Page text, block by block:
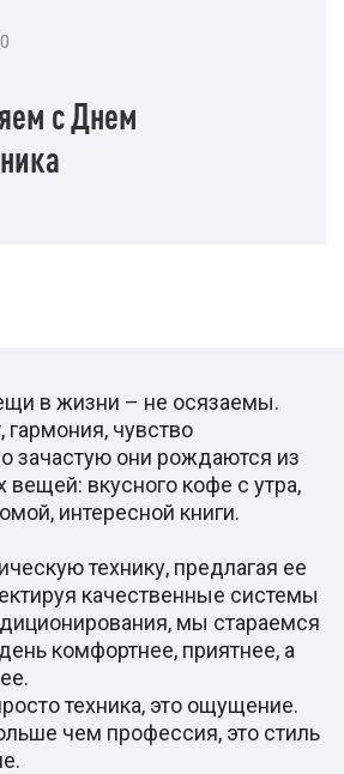
с Днем
в жизни – не осязаемы.
гармония, чувство
зачастую они рождаются из
вещей: вкусного кофе с утра,
интересной книги.
технику, предлагая ее
качественные системы
мы стараемся
комфортнее, приятнее, а
техника, это ощущение.
чем профессия, это стиль